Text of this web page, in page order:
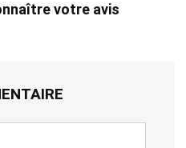
votre avis